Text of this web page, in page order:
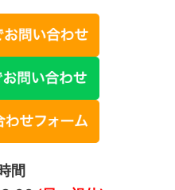
間